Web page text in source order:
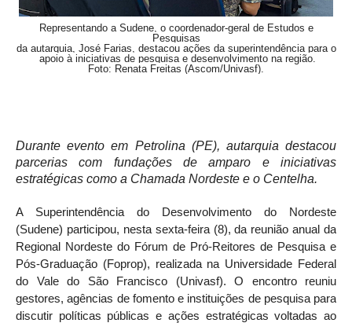
Representando a Sudene, o coordenador-geral de Estudos e
Pesquisas
da autarquia, José Farias, destacou ações da superintendência para o
apoio à iniciativas de pesquisa e desenvolvimento na região.
Foto: Renata Freitas (Ascom/Univasf).
Durante evento em Petrolina (PE), autarquia destacou
parcerias com fundações de amparo e iniciativas
estratégicas como a Chamada Nordeste e o Centelha.
A Superintendência do Desenvolvimento do Nordeste
(Sudene) participou, nesta sexta-feira (8), da reunião anual da
Regional Nordeste do Fórum de Pró-Reitores de Pesquisa e
Pós-Graduação (Foprop), realizada na Universidade Federal
do Vale do São Francisco (Univasf). O encontro reuniu
gestores, agências de fomento e instituições de pesquisa para
discutir políticas públicas e ações estratégicas voltadas ao